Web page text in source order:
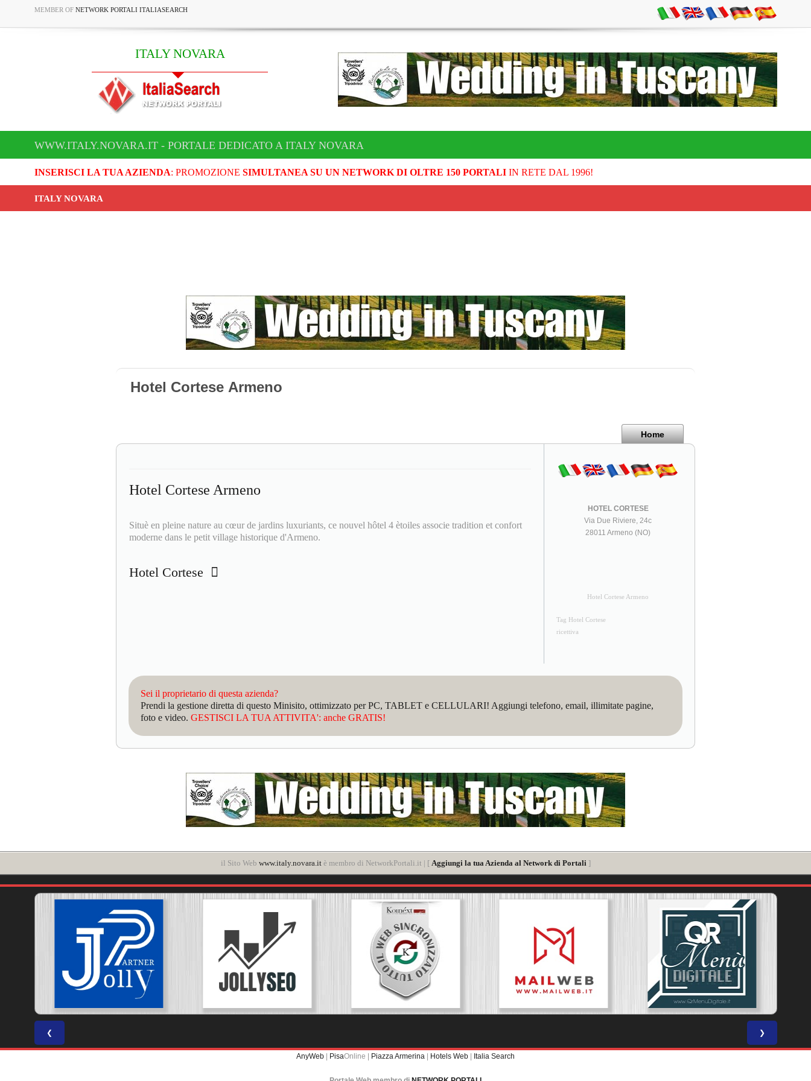
MEMBER OF NETWORK PORTALI ITALIASEARCH
ITALY NOVARA
WWW.ITALY.NOVARA.IT - PORTALE DEDICATO A ITALY NOVARA
INSERISCI LA TUA AZIENDA: PROMOZIONE SIMULTANEA SU UN NETWORK DI OLTRE 150 PORTALIIN RETE DAL 1996!
ITALY NOVARA
Hotel Cortese Armeno
Home
Hotel Cortese Armeno
Situè en pleine nature au cœur de jardins luxuriants, ce nouvel hôtel 4 ètoiles associe tradition et confort
moderne dans le petit village historique d'Armeno.
Hotel Cortese
HOTEL CORTESE
Via Due Riviere, 24c
28011 Armeno (NO)
Hotel Cortese Armeno
Tag Hotel Cortese
ricettiva
Sei il proprietario di questa azienda?
Prendi la gestione diretta di questo Minisito, ottimizzato per PC, TABLET e CELLULARI! Aggiungi telefono, email, illimitate pagine,
foto e video. GESTISCI LA TUA ATTIVITA': anche GRATIS!
il Sito Web www.italy.novara.itè membro di NetworkPortali.it | [ Aggiungi la tua Azienda al Network di Portali ]
❮ ❯
AnyWeb | PisaOnline | Piazza Armerina | Hotels Web | Italia Search